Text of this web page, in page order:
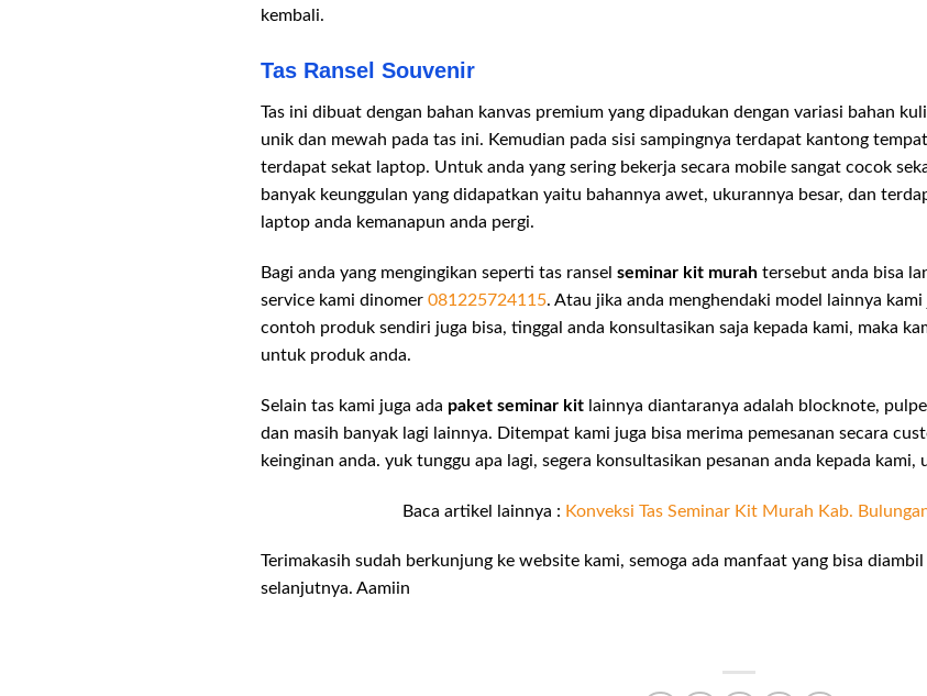
kembali.
Tas Ransel Souvenir
Tas ini dibuat dengan bahan kanvas premium yang dipadukan dengan variasi bahan
unik dan mewah pada tas ini. Kemudian pada sisi sampingnya terdapat kantong
terdapat sekat laptop. Untuk anda yang sering bekerja secara mobile sangat cocok
banyak keunggulan yang didapatkan yaitu bahannya awet, ukurannya besar, dan
laptop anda kemanapun anda pergi.
Bagi anda yang mengingikan seperti tas ransel seminar kit murah tersebut anda bisa
service kami dinomer 081225724115. Atau jika anda menghendaki model lainnya
contoh produk sendiri juga bisa, tinggal anda konsultasikan saja kepada kami, maka
untuk produk anda.
Selain tas kami juga ada paket seminar kit lainnya diantaranya adalah blocknote,
dan masih banyak lagi lainnya. Ditempat kami juga bisa merima pemesanan secara
keinginan anda. yuk tunggu apa lagi, segera konsultasikan pesanan anda kepada
Baca artikel lainnya : Konveksi Tas Seminar Kit Murah Kab.
Terimakasih sudah berkunjung ke website kami, semoga ada manfaat yang bisa
selanjutnya. Aamiin